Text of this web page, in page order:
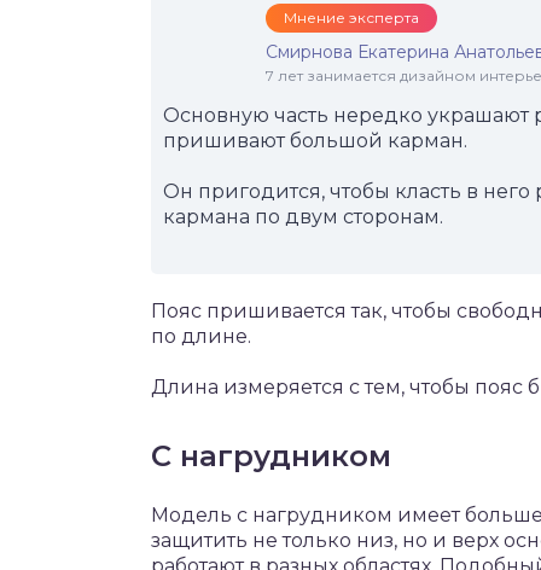
Мнение эксперта
Смирнова Екатерина
7 лет занимается дизайном
Основную часть нередко
пришивают большой карман.
Он пригодится, чтобы класть в
кармана по двум сторонам.
Пояс пришивается так, чтобы
по длине.
Длина измеряется с тем, чтобы пояс
С нагрудником
Модель с нагрудником имеет
защитить не только низ, но и верх